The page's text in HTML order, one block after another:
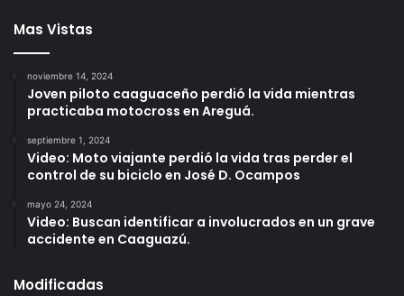
Mas Vistas
noviembre 14, 2024
Joven piloto caaguaceño perdió la vida mientras
practicaba motocross en Areguá.
septiembre 1, 2024
Video: Moto viajante perdió la vida tras perder el
control de su biciclo en José D. Ocampos
mayo 24, 2024
Video: Buscan identificar a involucrados en un grave
accidente en Caaguazú.
Modificadas